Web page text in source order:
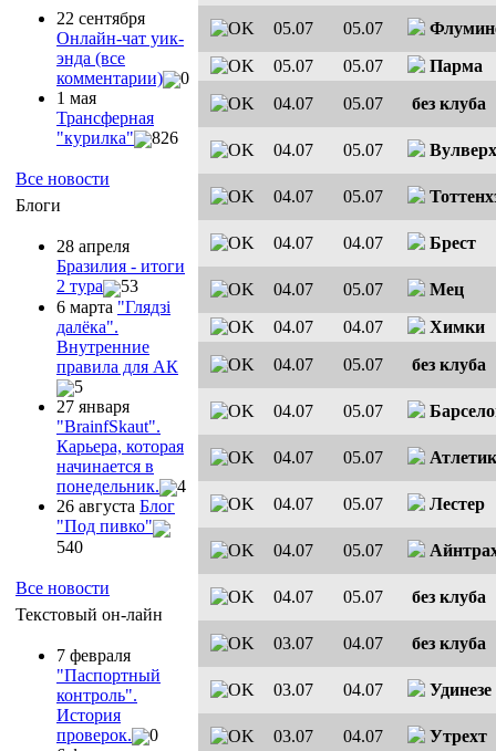
22 сентября
Онлайн-чат уик-
энда (все
комментарии)
0
1 мая
Трансферная
"курилка"
826
Все новости
Блоги
28 апреля
Бразилия - итоги
2 тура
53
6 марта "Глядзi
далёка".
Внутренние
правила для АК
5
27 января
"ВrainfSkaut".
Карьера, которая
начинается в
понедельник.
4
26 августа Блог
"Под пивко"
540
Все новости
Текстовый он-лайн
7 февраля
"Паспортный
контроль".
История
проверок.
0
05.07 05.07
05.07
05.07
Парма
04.07
05.07 без клуба
04.07 05.07
04.07 05.07
04.07 04.07 Брест
04.07 05.07
Мец
04.07
04.07
Химки
04.07
05.07 без клуба
04.07 05.07
04.07 05.07
04.07 05.07 Лестер
04.07 05.07
04.07 05.07 без клуба
03.07 04.07 без клуба
03.07 04.07 Удинезе
03.07 04.07 Утрехт